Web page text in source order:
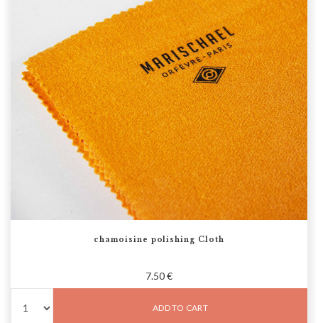
chamoisine polishing Cloth
7.50 €
ADD TO CART